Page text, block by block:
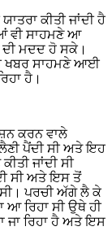
ਕੀਤੀ ਜਾਂਦੀ ਹੈ
ਵੀ ਸਾਹਮਣੇ ਆ
ਮਦਦ ਹੋ ਸਕੇ।
ਖਬਰ ਸਾਹਮਣੇ ਆਈ
ਹੈ।
ਕਰਨ ਵਾਲੇ
ਪੈਂਦੀ ਸੀ ਅਤੇ ਇਹ
ਜਾਂਦੀ ਸੀ
ਸੀ ਅਤੇ ਇਸ ਤੋਂ
ਸੀ। ਪਰਚੀ ਅੱਗੇ ਲੈ ਕੇ
ਆ ਰਿਹਾ ਸੀ ਉਥੇ ਹੀ
ਜਾ ਰਿਹਾ ਹੈ ਅਤੇ ਇਸ